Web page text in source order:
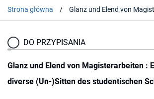
Strona główna
DO PRZYPISANIA
Glanz und Elend von Magisterarbeiten :
diverse (Un-)Sitten des studentischen